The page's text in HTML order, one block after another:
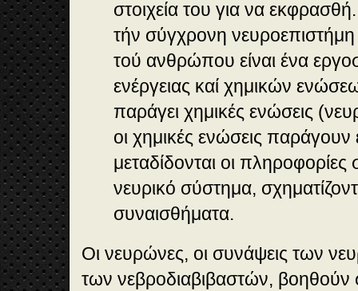
στοιχεία του για να
τήν σύγχρονη νευροεπιστήμη
τού ανθρώπου είναι ένα
ενέργειας καί χημικών
παράγει χημικές ενώσεις
οι χημικές ενώσεις παράγουν
μεταδίδονται οι πληροφορίες
νευρικό σύστημα,
συναισθήματα.
Οι νευρώνες, οι συνάψεις των
των νεβροδιαβιβαστών,